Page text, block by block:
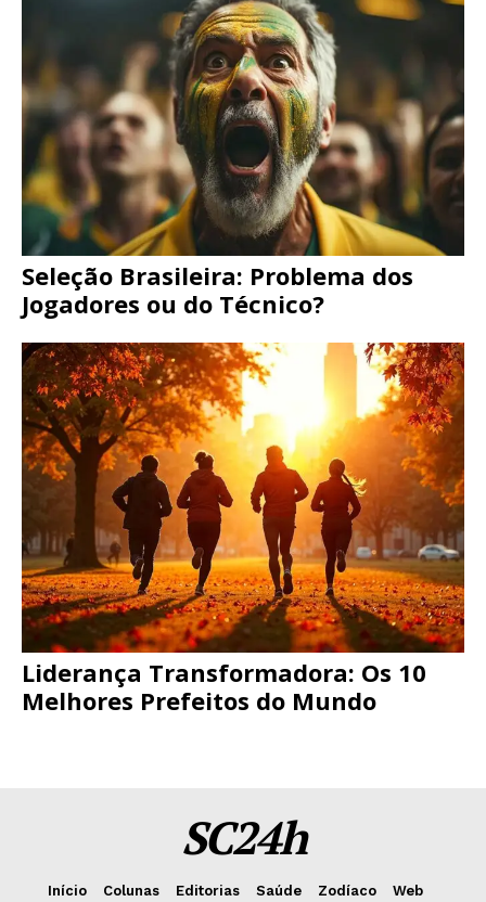
Seleção Brasileira: Problema dos
Jogadores ou do Técnico?
Liderança Transformadora: Os 10
Melhores Prefeitos do Mundo
SC24h
Início Colunas Editorias Saúde Zodíaco
Web